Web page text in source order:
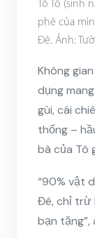
Tô Tô
phê của
Đê. Ảnh:
Không
dụng
gùi, cái
thống –
bà của Tô
“90% vật
Đê, chỉ trừ
bạn tặng”,